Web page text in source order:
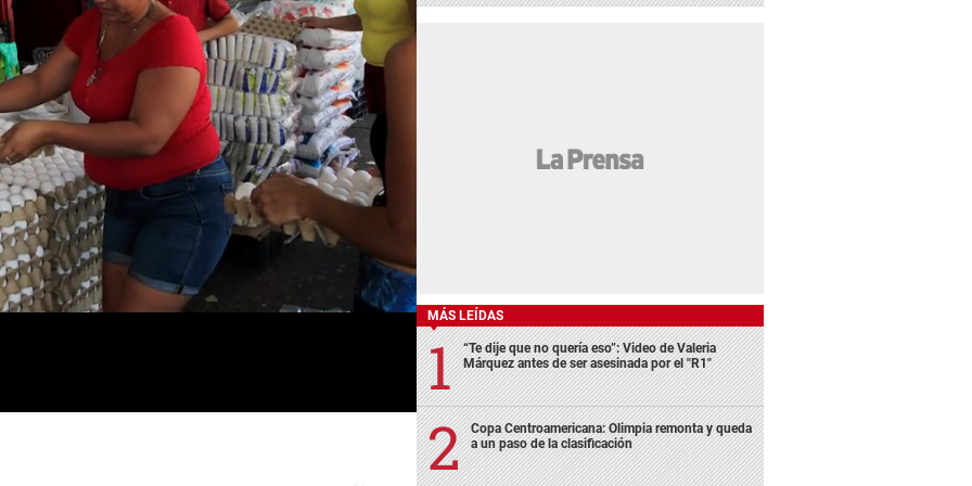
MÁS LEÍDAS
“Te dije que no quería eso”: Video de Valeria
Márquez antes de ser asesinada por el "R1"
Copa Centroamericana: Olimpia remonta y queda
a un paso de la clasificación